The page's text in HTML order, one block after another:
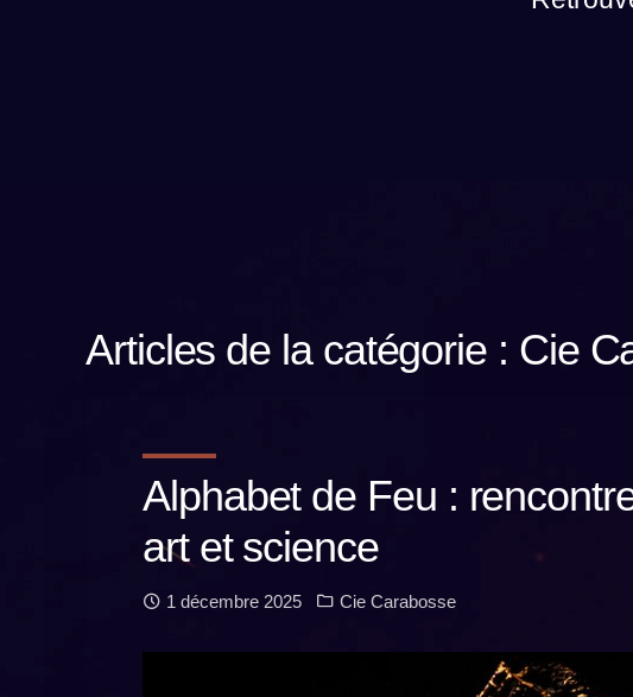
Articles de la catégorie : Cie
Alphabet de Feu :
art et science
1 décembre 2025 Cie Carabosse